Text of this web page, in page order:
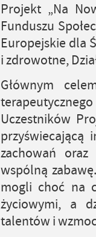
Projekt „Na
Funduszu
Europejskie dla
i zdrowotne,
Głównym
Uczestników
przyświecającą
zachowań
wspólną
mogli choć na
życiowymi, a
talentów i